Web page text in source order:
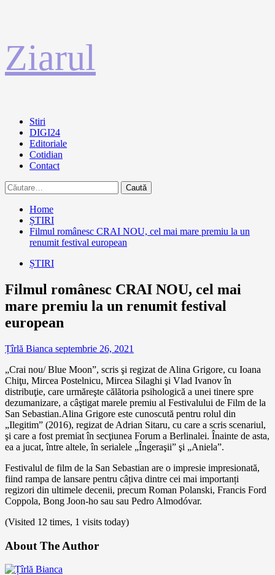
la
conținut
Ziarul
Primary
Menu
Stiri
DIGI24
Editoriale
Cotidian
Contact
Caută
după:
Home
ȘTIRI
Filmul românesc CRAI NOU, cel mai mare premiu la un
renumit festival european
ȘTIRI
Filmul românesc CRAI NOU, cel mai
mare premiu la un renumit festival
european
Țîrlă Bianca septembrie 26, 2021
„Crai nou/ Blue Moon”, scris şi regizat de Alina Grigore, cu Ioana
Chiţu, Mircea Postelnicu, Mircea Silaghi şi Vlad Ivanov în
distribuţie, care urmăreşte călătoria psihologică a unei tinere spre
dezumanizare, a câştigat marele premiu al Festivalului de Film de la
San Sebastian.Alina Grigore este cunoscută pentru rolul din
„Ilegitim” (2016), regizat de Adrian Sitaru, cu care a scris scenariul,
şi care a fost premiat în secţiunea Forum a Berlinalei. Înainte de asta,
ea a jucat, între altele, în serialele „Îngeraşii” şi „Aniela”.
Festivalul de film de la San Sebastian are o impresie impresionată,
fiind rampa de lansare pentru câțiva dintre cei mai importanți
regizori din ultimele decenii, precum Roman Polanski, Francis Ford
Coppola, Bong Joon-ho sau sau Pedro Almodóvar.
(Visited 12 times, 1 visits today)
About The Author